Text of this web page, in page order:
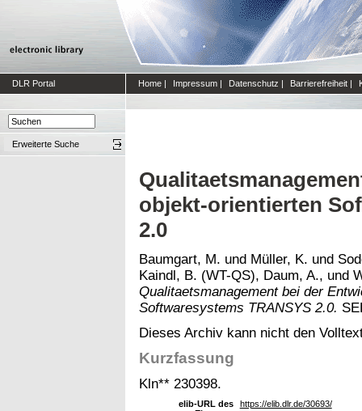
DLR Portal Home | Impressum | Datenschutz | Barrierefreiheit |
Erweiterte Suche
objekt-orientierten
2.0
Baumgart, M. und Müller, K. und
Kaindl, B. (WT-QS), Daum, A., und
Qualitaetsmanagement bei der
Softwaresystems TRANSYS 2.0.
Dieses Archiv kann nicht den
Kurzfassung
Kln** 230398.
elib-URL des
https://elib.dlr.de/30693/